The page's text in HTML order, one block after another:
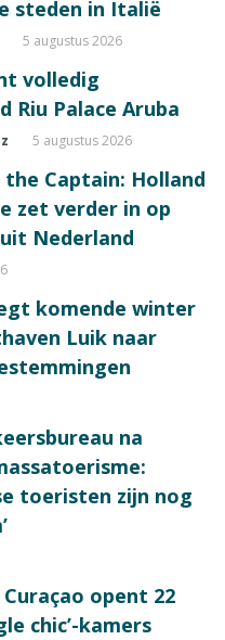
steden in Italië
5 augustus 2026
volledig
Riu Palace Aruba
5 augustus 2026
Captain: Holland
zet verder in op
Nederland
komende winter
Luik naar
na
toeristen zijn nog
opent 22
chic’-kamers